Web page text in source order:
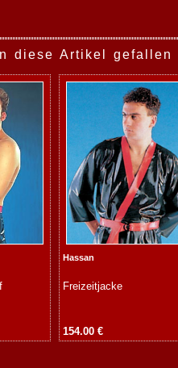
diese Artikel gefallen
Hassan
Freizeitjacke
154.00 €